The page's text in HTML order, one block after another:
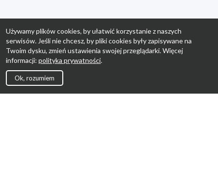
Używamy plików cookies, by ułatwić korzystanie z naszych
serwisów. Jeśli nie chcesz, by pliki cookies były zapisywane na
Twoim dysku, zmień ustawienia swojej przeglądarki. Więcej
informacji: polityka prywatności.
Ok, rozumiem